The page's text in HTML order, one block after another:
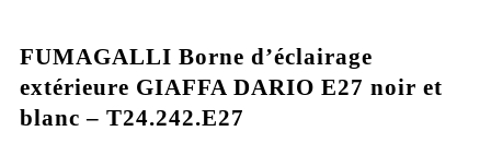
FUMAGALLI Borne d’éclairage
extérieure GIAFFA DARIO E27 noir et
blanc – T24.242.E27